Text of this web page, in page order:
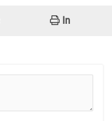
In